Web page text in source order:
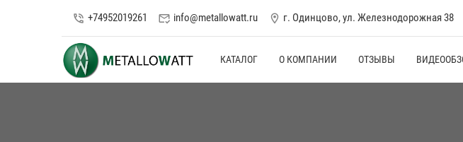
phone_in_talk +74952019261 mark_email_read info@metallowatt.ru location_on г. Одинцово, ул. Железнодорожная 38
КАТАЛОГ О КОМПАНИИ ОТЗЫВЫ